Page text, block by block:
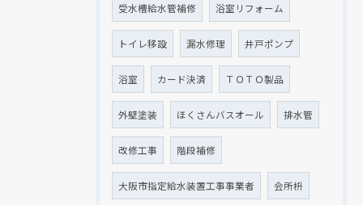
受水槽給水管補修 浴室リフォーム
トイレ移設 漏水修理 井戸ポンプ
浴室 カード決済 ＴＯＴＯ製品
外壁塗装 ほくさんバスオール 排水管
改修工事 階段補修
大阪市指定給水装置工事事業者 会所枡